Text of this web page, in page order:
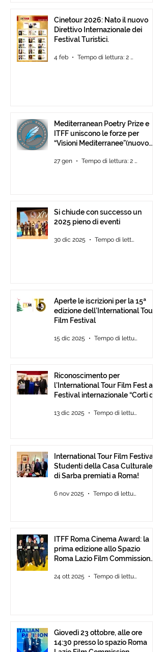
Cinetour 2026: Nato il nuovo
Direttivo Internazionale dei
Festival Turistici.
4 feb Tempo di lettura: 2 min
Mediterranean Poetry Prize e
ITFF uniscono le forze per
“Visioni Mediterranee”(nuovo
27 gen Tempo di lettura: 2 min
Si chiude con successo un
2025 pieno di eventi
30 dic 2025 Tempo di lettura: 2 min
Aperte le iscrizioni per la 15ª
edizione dell’International Tour
Film Festival
15 dic 2025 Tempo di lettura: 2 min
Riconoscimento per
l’International Tour Film Fest al
Festival internazionale “Corti da
13 dic 2025 Tempo di lettura: 2 min
International Tour Film Festival:
Studenti della Casa Culturale
di Sarba premiati a Roma!
6 nov 2025 Tempo di lettura: 2 min
ITFF Roma Cinema Award: la
prima edizione allo Spazio
Roma Lazio Film Commission
24 ott 2025 Tempo di lettura: 2 min
Giovedì 23 ottobre, alle ore
14:30 presso lo spazio Roma